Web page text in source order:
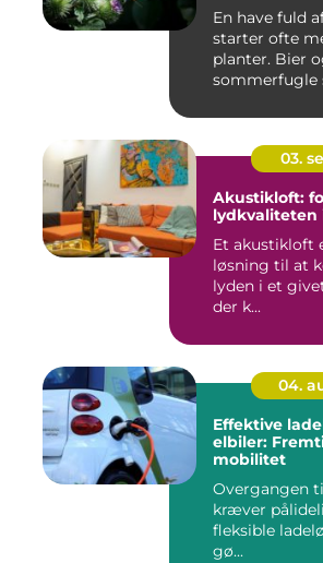
En have fuld
starter ofte
planter. Bier
sommerfugle
03.
Akustikloft:
lydkvaliteten
Et akustikloft
løsning til at
lyden i et
der k...
04.
Effektive
elbiler:
mobilitet
Overgangen
kræver
fleksible
gø...